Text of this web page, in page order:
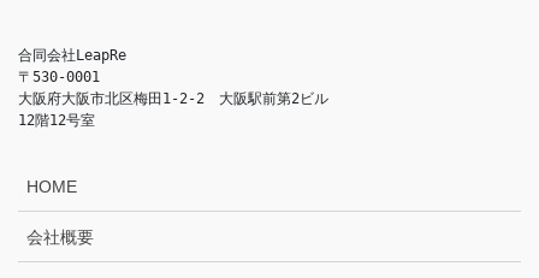
合同会社LeapRe
〒530-0001
大阪府大阪市北区梅田1-2-2　大阪駅前第2ビル
12階12号室
HOME
会社概要